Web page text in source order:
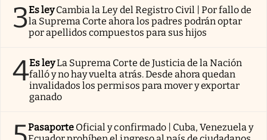
3Es ley Cambia la Ley del Registro Civil | Por fallo de
la Suprema Corte ahora los padres podrán optar
por apellidos compuestos para sus hijos
4Es leyLa Suprema Corte de Justicia de la Nación
falló y no hay vuelta atrás. Desde ahora quedan
invalidados los permisos para mover y exportar
ganado
Pasaporte Oficial y confirmado | Cuba, Venezuela y